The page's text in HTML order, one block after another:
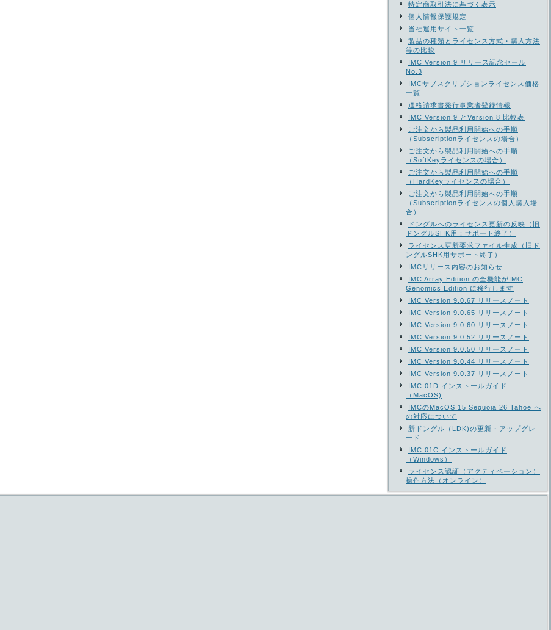
特定商取引法に基づく表示
個人情報保護規定
当社運用サイト一覧
製品の種類とライセンス方式・購入方法
等の比較
IMC Version 9 リリース記念セール
No.3
IMCサブスクリプションライセンス価格
一覧
適格請求書発行事業者登録情報
IMC Version 9 とVersion 8 比較表
ご注文から製品利用開始への手順
（Subscriptionライセンスの場合）
ご注文から製品利用開始への手順
（SoftKeyライセンスの場合）
ご注文から製品利用開始への手順
（HardKeyライセンスの場合）
ご注文から製品利用開始への手順
（Subscriptionライセンスの個人購入場
合）
ドングルへのライセンス更新の反映（旧
ドングルSHK用：サポート終了）
ライセンス更新要求ファイル生成（旧ド
ングルSHK用サポート終了）
IMCリリース内容のお知らせ
IMC Array Edition の全機能がIMC
Genomics Edition に移行します
IMC Version 9.0.67 リリースノート
IMC Version 9.0.65 リリースノート
IMC Version 9.0.60 リリースノート
IMC Version 9.0.52 リリースノート
IMC Version 9.0.50 リリースノート
IMC Version 9.0.44 リリースノート
IMC Version 9.0.37 リリースノート
IMC 01D インストールガイド
（MacOS)
IMCのMacOS 15 Sequoia 26 Tahoe へ
の対応について
新ドングル（LDK)の更新・アップグレ
ード
IMC 01C インストールガイド
（Windows）
ライセンス認証（アクティベーション）
操作方法（オンライン）